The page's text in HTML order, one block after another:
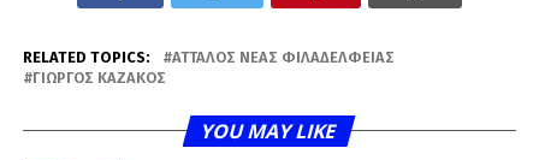
RELATED TOPICS:
ΆΤΤΑΛΟΣ ΝΈΑΣ ΦΙΛΑΔΈΛΦΕΙΑΣ
ΓΙΏΡΓΟΣ ΚΑΖΆΚΟΣ
YOU MAY LIKE